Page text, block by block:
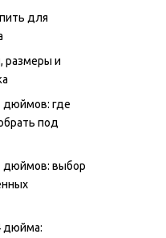
для
размеры и
дюймов: где
под
дюймов: выбор
дюйма: